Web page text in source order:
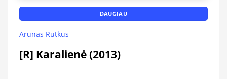
DAUGIAU
Arūnas Rutkus
[R] Karalienė (2013)